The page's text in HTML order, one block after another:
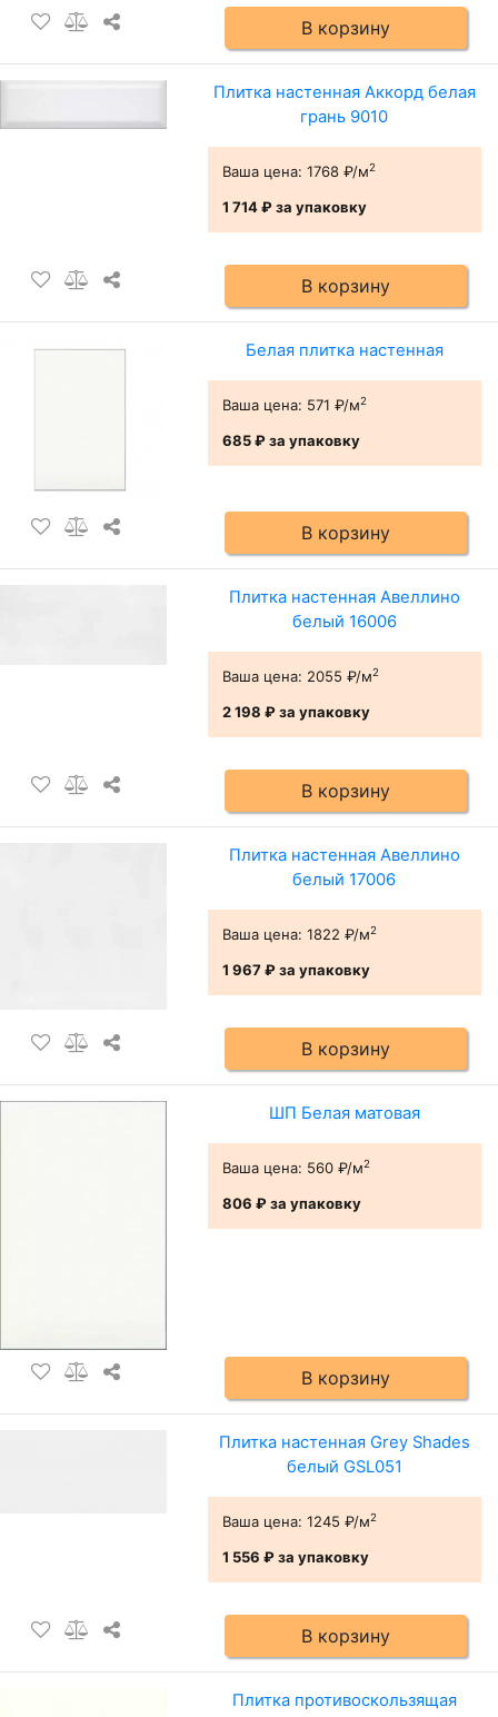
В корзину
Плитка настенная Аккорд белая
грань 9010
Ваша цена: 1768 ₽/м2
1 714 ₽за упаковку
В корзину
Белая плитка настенная
Ваша цена: 571 ₽/м2
685 ₽за упаковку
В корзину
Плитка настенная Авеллино
белый 16006
Ваша цена: 2055 ₽/м2
2 198 ₽за упаковку
В корзину
Плитка настенная Авеллино
белый 17006
Ваша цена: 1822 ₽/м2
1 967 ₽за упаковку
В корзину
ШП Белая матовая
Ваша цена: 560 ₽/м2
806 ₽за упаковку
В корзину
Плитка настенная Grey Shades
белый GSL051
Ваша цена: 1245 ₽/м2
1 556 ₽за упаковку
В корзину
Плитка противоскользящая